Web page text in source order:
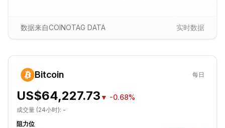
数据来自COINOTAG DATA 实时数据
Bitcoin 每日
US$64,227.73 ▼ -0.68%
成交量 (24小时): -
阻力位